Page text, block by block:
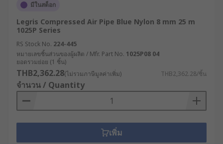
มีในสต็อก
Legris Compressed Air Pipe Blue Nylon 8 mm 25 m
1025P Series
RS Stock No. 224-445
หมายเลขชิ้นส่วนของผู้ผลิต / Mfr. Part No. 1025P08 04
ยอดรวมย่อย (1 ชิ้น)
THB2,362.28(ไม่รวมภาษีมูลค่าเพิ่ม) THB2,362.28/ชิ้น
จำนวน / Quantity
เพิ่ม